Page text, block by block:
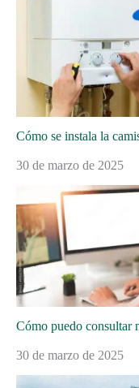
Cómo se instala la
30 de marzo de 2025
Cómo puedo consultar
30 de marzo de 2025